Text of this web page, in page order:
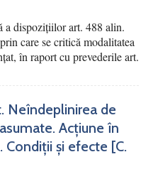
a dispozițiilor art. 488 alin.
care se critică modalitatea
în raport cu prevederile art.
Neîndeplinirea de
Acțiune în
și efecte [C.